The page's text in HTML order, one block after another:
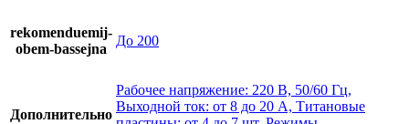
rekomenduemij-
obem-bassejna
До 200
Дополнительно
Рабочее напряжение: 220 В, 50/60 Гц,
Выходной ток: от 8 до 20 А, Титановые